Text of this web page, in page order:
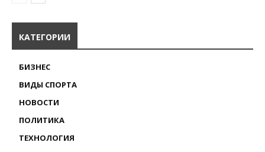
КАТЕГОРИИ
БИЗНЕС
ВИДЫ СПОРТА
НОВОСТИ
ПОЛИТИКА
ТЕХНОЛОГИЯ